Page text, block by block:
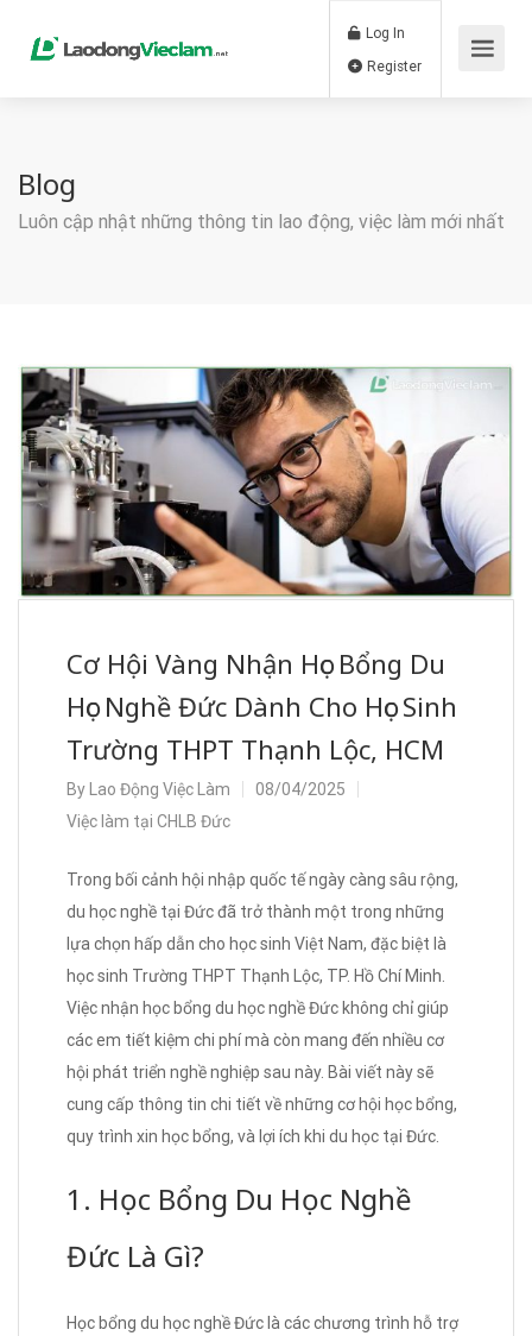
Log In
Blog
Luôn cập nhật những thông tin lao động, việc làm mới nhất
Cơ Hội Vàng Nhận Học Bổng Du
Học Nghề Đức Dành Cho Học Sinh
Trường THPT Thạnh Lộc, HCM
By Lao Động Việc Làm
08/04/2025
Việc làm tại CHLB Đức
Trong bối cảnh hội nhập quốc tế ngày càng sâu rộng,
du học nghề tại Đức đã trở thành một trong những
lựa chọn hấp dẫn cho học sinh Việt Nam, đặc biệt là
học sinh Trường THPT Thạnh Lộc, TP. Hồ Chí Minh.
Việc nhận học bổng du học nghề Đức không chỉ giúp
các em tiết kiệm chi phí mà còn mang đến nhiều cơ
hội phát triển nghề nghiệp sau này. Bài viết này sẽ
cung cấp thông tin chi tiết về những cơ hội học bổng,
quy trình xin học bổng, và lợi ích khi du học tại Đức.
1. Học Bổng Du Học Nghề
Đức Là Gì?
Học bổng du học nghề Đức là các chương trình hỗ trợ